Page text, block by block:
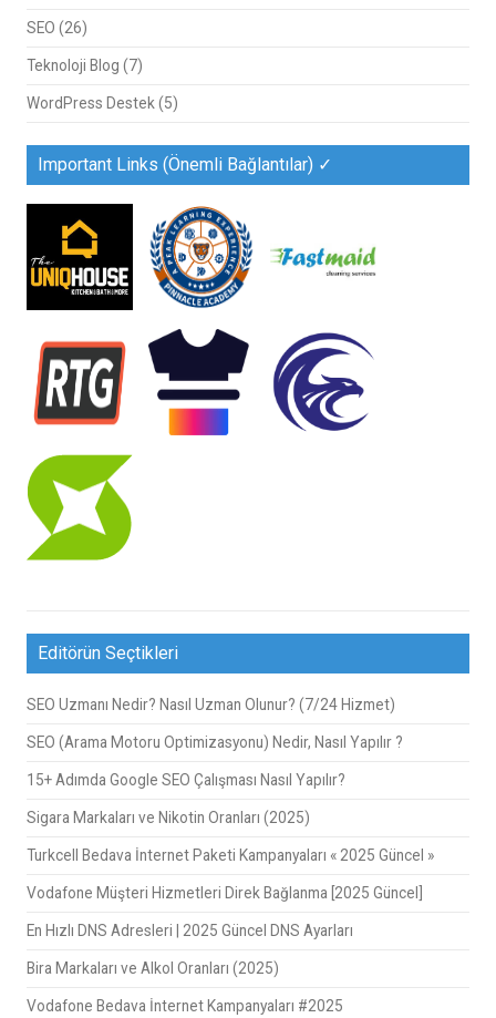
SEO (26)
Teknoloji Blog (7)
WordPress Destek (5)
Important Links (Önemli Bağlantılar) ✓
Editörün Seçtikleri
SEO Uzmanı Nedir? Nasıl Uzman Olunur? (7/24 Hizmet)
SEO (Arama Motoru Optimizasyonu) Nedir, Nasıl Yapılır ?
15+ Adımda Google SEO Çalışması Nasıl Yapılır?
Sigara Markaları ve Nikotin Oranları (2025)
Turkcell Bedava İnternet Paketi Kampanyaları « 2025 Güncel »
Vodafone Müşteri Hizmetleri Direk Bağlanma [2025 Güncel]
En Hızlı DNS Adresleri | 2025 Güncel DNS Ayarları
Bira Markaları ve Alkol Oranları (2025)
Vodafone Bedava İnternet Kampanyaları #2025